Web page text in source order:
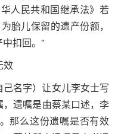
人民共和国继承法》若
胎儿保留的遗产份额，
扣回。”
效
名字）让女儿李女士写
遗嘱是由蔡某口述，李
那么这份遗嘱是否有效